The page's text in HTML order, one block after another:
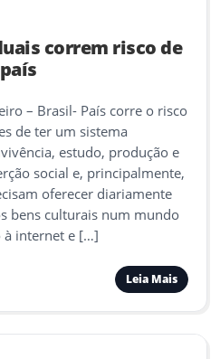
correm risco de
– Brasil- País corre o risco
de ter um sistema
estudo, produção e
social e, principalmente,
oferecer diariamente
bens culturais num mundo
à internet e […]
Leia Mais